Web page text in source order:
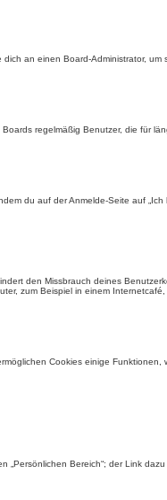
an einen Board-Administrator,
regelmäßig Benutzer, die für
du auf der Anmelde-Seite auf
den Missbrauch deines
zum Beispiel in einem
Cookies einige
Bereich“; der Link